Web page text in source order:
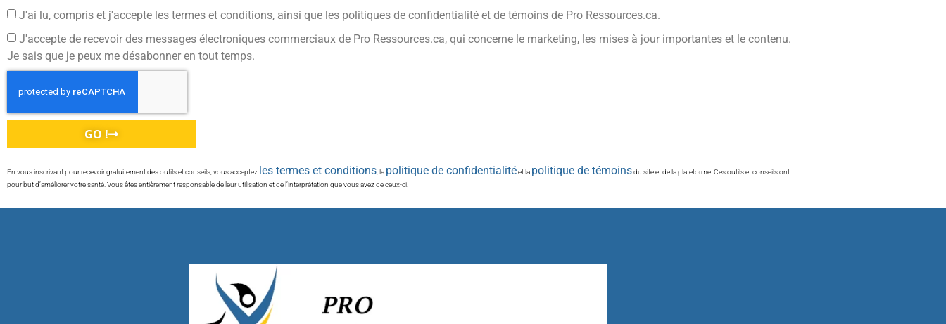
J'ai lu, compris et j'accepte les termes et conditions, ainsi que les politiques de confidentialité et de témoins de Pro Ressources.ca.
J'accepte de recevoir des messages électroniques commerciaux de Pro Ressources.ca, qui concerne le marketing, les mises à jour importantes et le contenu.
Je sais que je peux me désabonner en tout temps.
GO !
En vous inscrivant pour recevoir gratuitement des outils et conseils, vous acceptez les termes et conditions , la politique de confidentialitéet la politique de témoinsdu site et de la plateforme. Ces outils et conseils ont
pour but d’améliorer votre santé. Vous êtes entièrement responsable de leur utilisation et de l’interprétation que vous avez de ceux-ci.